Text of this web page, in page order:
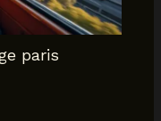
paris